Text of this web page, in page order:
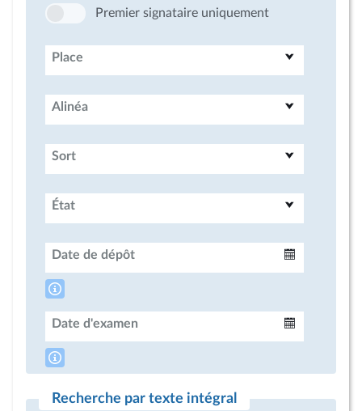
Premier signataire uniquement
Place
Alinéa
Sort
État
Date de dépôt
Date d'examen
Recherche par texte intégral